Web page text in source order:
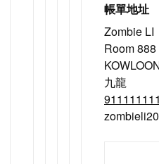
帳單地址
Zombie LI
Room 888
九龍
911111111